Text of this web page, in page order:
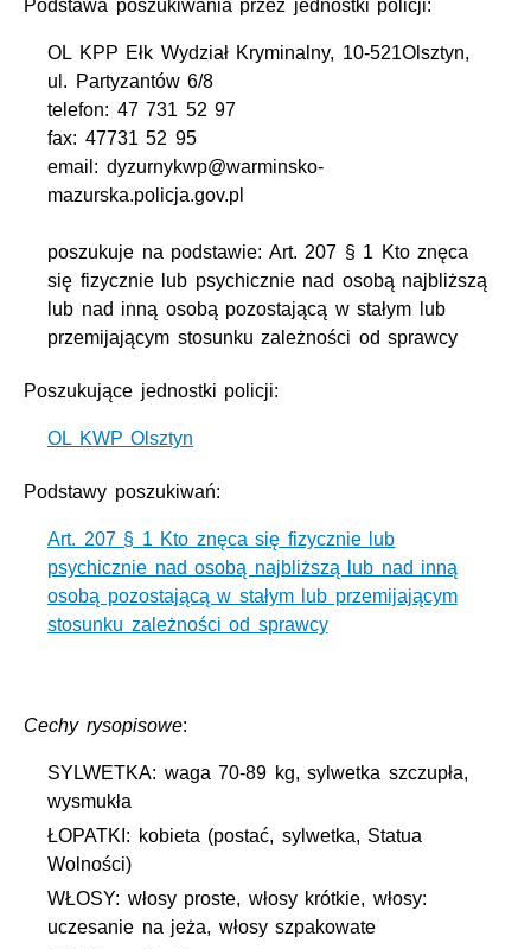
Podstawa poszukiwania przez jednostki policji:
OL KPP Ełk Wydział Kryminalny, 10-521Olsztyn,
ul. Partyzantów 6/8
telefon: 47 731 52 97
fax: 47731 52 95
email: dyzurnykwp@warminsko-
mazurska.policja.gov.pl
poszukuje na podstawie: Art. 207 § 1 Kto znęca
się fizycznie lub psychicznie nad osobą najbliższą
lub nad inną osobą pozostającą w stałym lub
przemijającym stosunku zależności od sprawcy
Poszukujące jednostki policji:
OL KWP Olsztyn
Podstawy poszukiwań:
Art. 207 § 1 Kto znęca się fizycznie lub
psychicznie nad osobą najbliższą lub nad inną
osobą pozostającą w stałym lub przemijającym
stosunku zależności od sprawcy
Cechy rysopisowe:
SYLWETKA: waga 70-89 kg, sylwetka szczupła,
wysmukła
ŁOPATKI: kobieta (postać, sylwetka, Statua
Wolności)
WŁOSY: włosy proste, włosy krótkie, włosy:
uczesanie na jeża, włosy szpakowate